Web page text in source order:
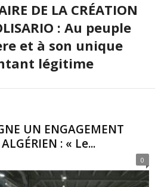
DE LA CRÉATION
: Au peuple
et à son unique
légitime
UN ENGAGEMENT
: « Le...
0